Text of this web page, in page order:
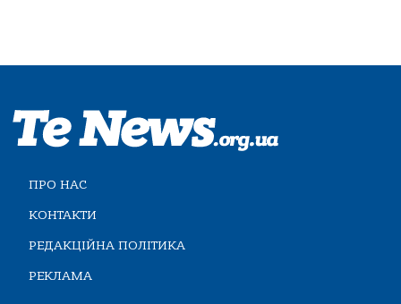
ПРО НАС
КОНТАКТИ
РЕДАКЦІЙНА ПОЛІТИКА
РЕКЛАМА